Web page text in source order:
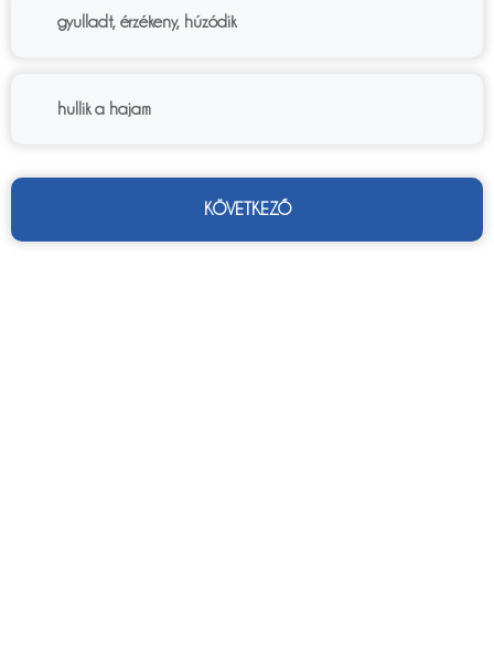
gyulladt, érzékeny, húzódik
hullik a hajam
KÖVETKEZŐ